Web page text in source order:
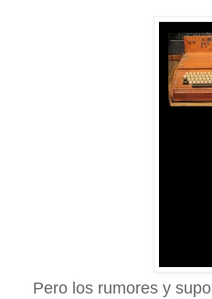
Pero los rumores y